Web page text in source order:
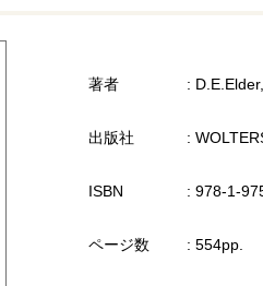
著者 :
出版社 :
ISBN : 978-1-
ページ数 : 554pp.